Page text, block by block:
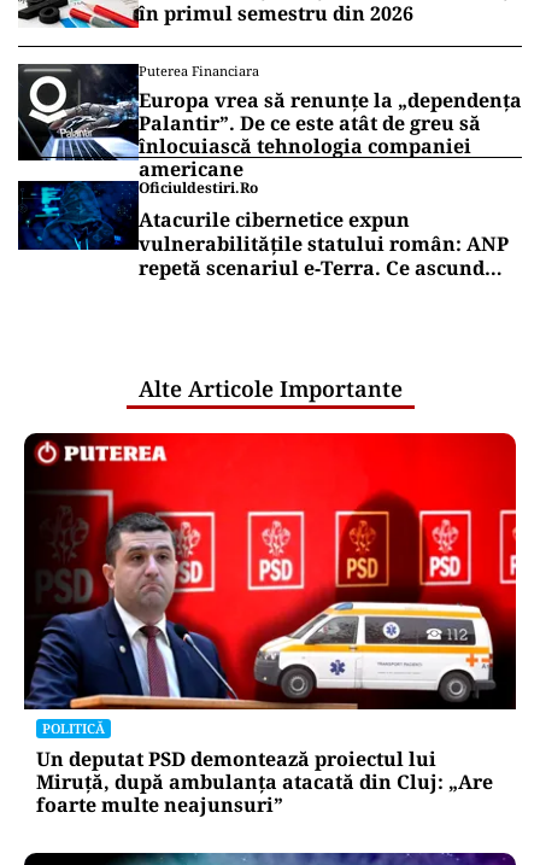
unui pat
De la începutul epidemiei şi până în prezent, la
nivelul judeţului Prahova, 5.261 de persoane au
fost confirmate cu SARS-CoV-2. Dintre acestea,
180 au decedat.
Vrei să fii mereu la curent cu toate știrile? Urmărește
Puterea.ro și pe canalul de WhatsApp
Europa vrea să renunțe la „dependența
înlocuiască tehnologia companiei
americane
Oficiuldestiri.ro
Atacurile cibernetice expun
vulnerabilitățile statului român: ANP
repetă scenariul e‑Terra. Ce ascund
comunicările oficiale și cine răspunde
pentru mentenanța IT a instituțiilor
publice
Alte Articole Importante